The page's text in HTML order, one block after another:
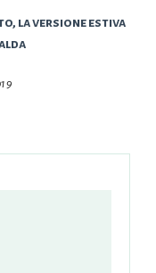
la versione estiva